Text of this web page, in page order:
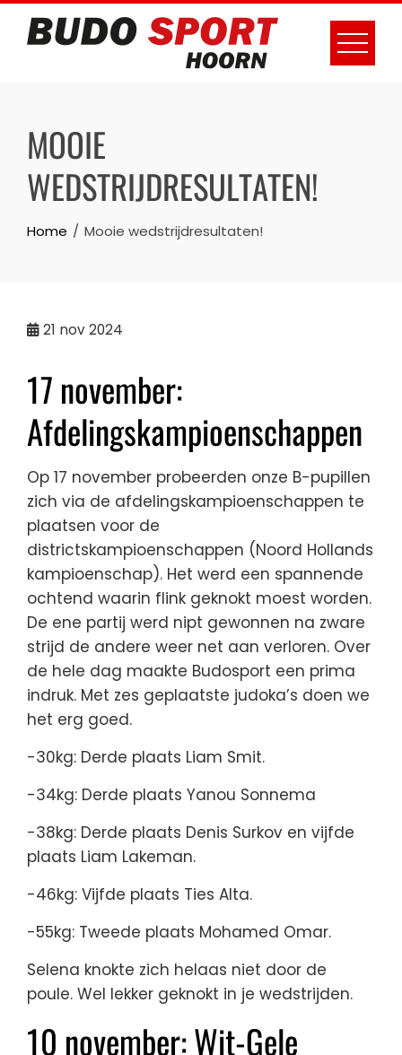
Skip
MOOIE
WEDSTRIJDRESULTATEN!
Home Mooie wedstrijdresultaten!
21 nov 2024
17 november:
Afdelingskampioenschappen
Op 17 november probeerden onze B-pupillen
zich via de afdelingskampioenschappen te
plaatsen voor de
districtskampioenschappen (Noord Hollands
kampioenschap). Het werd een spannende
ochtend waarin flink geknokt moest worden.
De ene partij werd nipt gewonnen na zware
strijd de andere weer net aan verloren. Over
de hele dag maakte Budosport een prima
indruk. Met zes geplaatste judoka’s doen we
het erg goed.
-30kg: Derde plaats Liam Smit.
-34kg: Derde plaats Yanou Sonnema
-38kg: Derde plaats Denis Surkov en vijfde
plaats Liam Lakeman.
-46kg: Vijfde plaats Ties Alta.
-55kg: Tweede plaats Mohamed Omar.
Selena knokte zich helaas niet door de
poule. Wel lekker geknokt in je wedstrijden.
10 november: Wit-Gele